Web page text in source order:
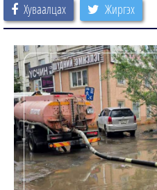
Хуваалцах Жиргэх